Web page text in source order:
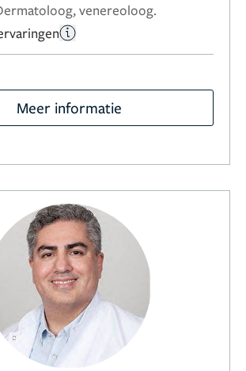
venereoloog.
Meer informatie